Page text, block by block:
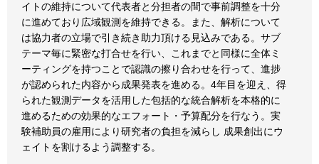
イトの維持について代表者と分担者の間で事前調整を十分
に進めており広域観測を維持できる。また、解析について
は協力者の立場で引き続き助力頂ける見込みである。サブ
テーマ毎に緊密な打合せを行い、これまでと同様に全体ミ
ーティングを持つことで認識の擦り合わせを行って、進捗
が認められた内容から成果発表を進める。4年目を迎え、得
られた観測データを活用した包括的な統合解析を本格的に
進めるための効果的なエフォート・予算配分を行なう。実
験補助員の雇用により研究者の負担を減らし 成果創出にウ
ェイトを割けるよう調整する。